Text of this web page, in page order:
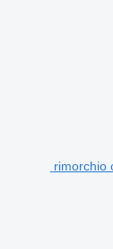
rimorchio